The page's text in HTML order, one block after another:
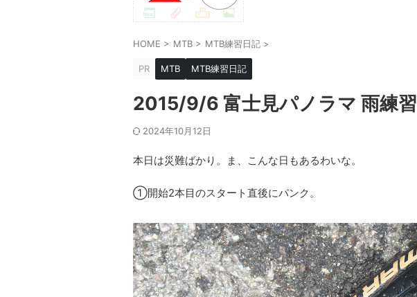
HOME > MTB > MTB練習日記 >
PR MTB MTB練習日記
2015/9/6 富士見パノラマ 雨練習
2024年10月12日
本日は災難ばかり。ま、こんな日もあるわいな。
①開始2本目のスタート直後にパンク。